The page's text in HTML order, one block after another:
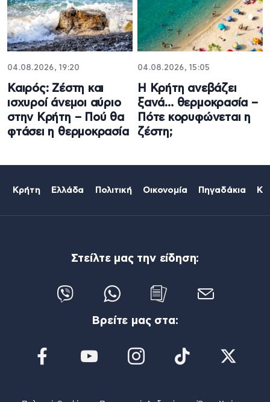
04.08.2026, 19:20
Καιρός: Ζέστη και
ισχυροί άνεμοι αύριο
στην Κρήτη – Πού θα
φτάσει η θερμοκρασία
04.08.2026, 15:05
Η Κρήτη ανεβάζει
ξανά… θερμοκρασία –
Πότε κορυφώνεται η
ζέστη;
Κρήτη Ελλάδα Πολιτική Οικονομία Πηγαδάκια
Στείλτε μας την είδηση:
Βρείτε μας στα: